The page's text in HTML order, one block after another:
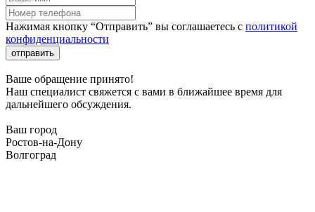
Нажимая кнопку “Отправить” вы соглашаетесь с политикой
конфиденциальности
отправить
Ваше обращение принято!
Наш специалист свяжется с вами в ближайшее время для
дальнейшего обсуждения.
Ваш город
Ростов-на-Дону
Волгоград